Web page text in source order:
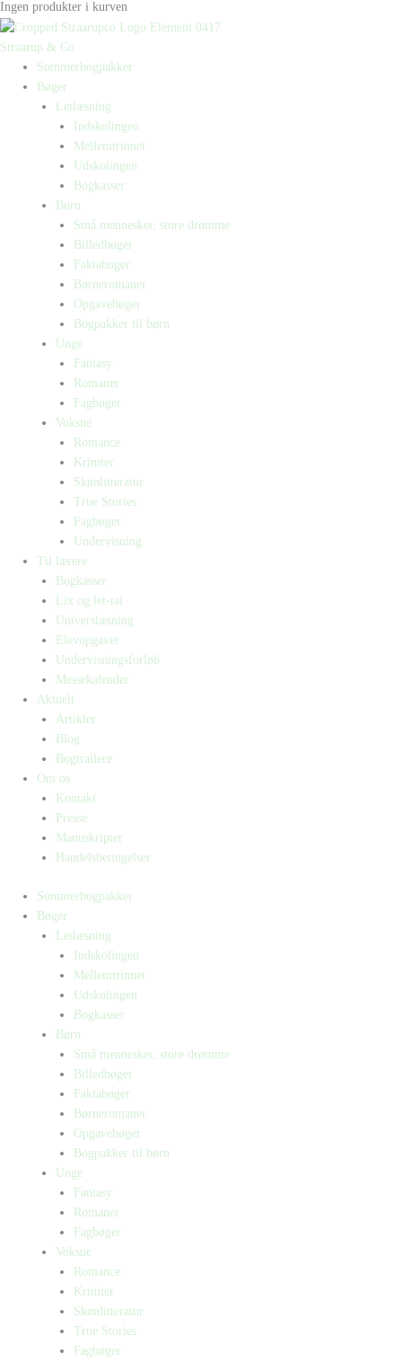
Ingen produkter i kurven
Straarup & Co
Sommerbogpakker
Bøger
Letlæsning
Indskolingen
Mellemtrinnet
Udskolingen
Bogkasser
Børn
Små mennesker, store drømme
Billedbøger
Faktabøger
Børneromaner
Opgavebøger
Bogpakker til børn
Unge
Fantasy
Romaner
Fagbøger
Voksne
Romance
Krimier
Skønlitteratur
True Stories
Fagbøger
Undervisning
Til lærere
Bogkasser
Lix og let-tal
Universlæsning
Elevopgaver
Undervisningsforløb
Messekalender
Aktuelt
Artikler
Blog
Bogtrailere
Om os
Kontakt
Presse
Manuskripter
Handelsbetingelser
Sommerbogpakker
Bøger
Letlæsning
Indskolingen
Mellemtrinnet
Udskolingen
Bogkasser
Børn
Små mennesker, store drømme
Billedbøger
Faktabøger
Børneromaner
Opgavebøger
Bogpakker til børn
Unge
Fantasy
Romaner
Fagbøger
Voksne
Romance
Krimier
Skønlitteratur
True Stories
Fagbøger